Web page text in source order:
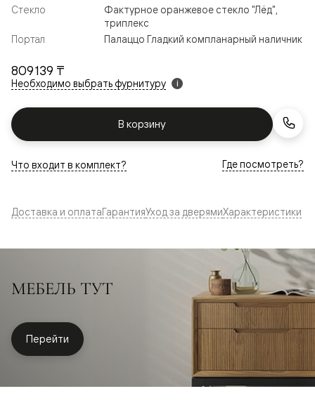
809 139 ₸
Необходимо выбрать фурнитуру i
В корзину
Стекло
Фактурное оранжевое стекло "Лёд",
триплекс
Портал
Палаццо Гладкий компланарный наличник
Что входит в комплект? Где посмотреть?
Доставка и оплатаГарантияУход за дверямиХарактеристики
МЕБЕЛЬ ТУТ
Перейти